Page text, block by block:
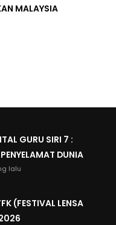
MALAYSIA
GURU SIRI 7 :
DUNIA
lalu
(FESTIVAL LENSA